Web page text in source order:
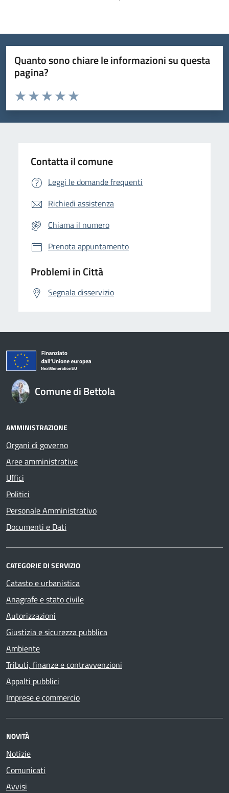
Quanto sono chiare le informazioni su questa
pagina?
Domanda
Valuta da 1 a 5 stelle la pagina
Valuta 5 stelle su 5
Valuta 4 stelle su 5
Valuta 3 stelle su 5
Valuta 2 stelle su 5
Valuta 1 stelle su 5
Contatta il comune
Leggi le domande frequenti
Richiedi assistenza
Chiama il numero
Prenota appuntamento
Problemi in Città
Segnala disservizio
Comune di Bettola
AMMINISTRAZIONE
Organi di governo
Aree amministrative
Uffici
Politici
Personale Amministrativo
Documenti e Dati
CATEGORIE DI SERVIZIO
Catasto e urbanistica
Anagrafe e stato civile
Autorizzazioni
Giustizia e sicurezza pubblica
Ambiente
Tributi, finanze e contravvenzioni
Appalti pubblici
Imprese e commercio
NOVITÀ
Notizie
Comunicati
Avvisi